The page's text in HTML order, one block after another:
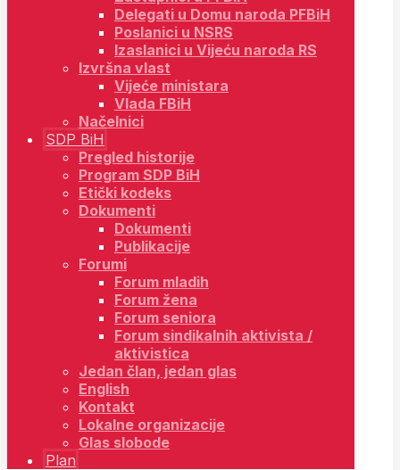
Delegati u Domu naroda PFBiH
Poslanici u NSRS
Izaslanici u Vijeću naroda RS
Izvršna vlast
Vijeće ministara
Vlada FBiH
Načelnici
SDP BiH
Pregled historije
Program SDP BiH
Etički kodeks
Dokumenti
Dokumenti
Publikacije
Forumi
Forum mladih
Forum žena
Forum seniora
Forum sindikalnih aktivista /
aktivistica
Jedan član, jedan glas
English
Kontakt
Lokalne organizacije
Glas slobode
Plan